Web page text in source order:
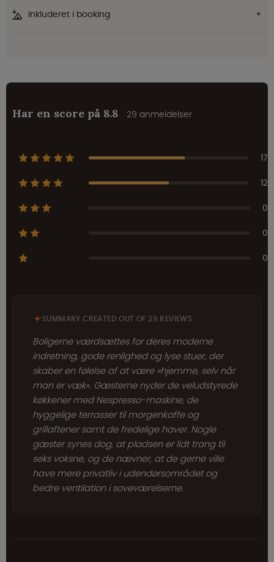
Inkluderet i booking
Har en score på 8.8 29 anmeldelser
17
12
0
0
0
SUMMARY CREATED OUT OF 29 REVIEWS
Boligerne værdsættes for deres moderne
indretning, gode renlighed og lyse stuer, der
skaber en følelse af at være »hjemme, selv når
man er væk«. Gæsterne nyder de veludstyrede
køkkener med Nespresso-maskine, de
hyggelige terrasser til morgenkaffe og
grillaftener samt de fredelige haver. Nogle
gæster synes dog, at pladsen er lidt trang til
seks voksne, og de nævner, at de gerne ville
have mere privatliv i udendørsområdet og
bedre ventilation i soveværelserne.